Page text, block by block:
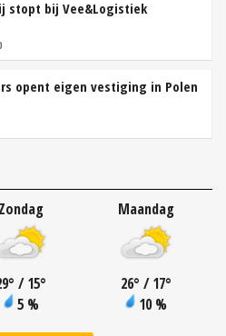
stopt bij Vee&Logistiek
opent eigen vestiging in Polen
Zondag
° / 15°
5 %
Maandag
26° / 17°
10 %